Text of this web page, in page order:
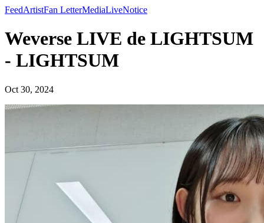
FeedArtistFan LetterMediaLiveNotice
Weverse LIVE de LIGHTSUM
- LIGHTSUM
Oct 30, 2024